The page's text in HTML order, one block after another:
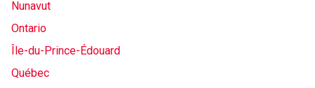
Nunavut
Ontario
Île-du-Prince-Édouard
Québec